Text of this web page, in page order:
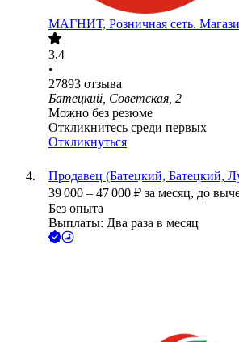
МАГНИТ, Розничная сеть.
3.4
•
27893 отзыва
Батецкий, Советская, 2
Можно без резюме
Откликнитесь среди первых
Откликнуться
Продавец (Батецкий, Батецкий,
39 000 – 47 000 ₽ за месяц, до
Без опыта
Выплаты: Два раза в месяц